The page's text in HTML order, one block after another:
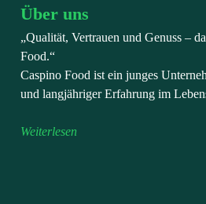
Über uns
„Qualität, Vertrauen und Genuss –
Food.“
Caspino Food ist ein junges
und langjähriger Erfahrung im
Weiterlesen